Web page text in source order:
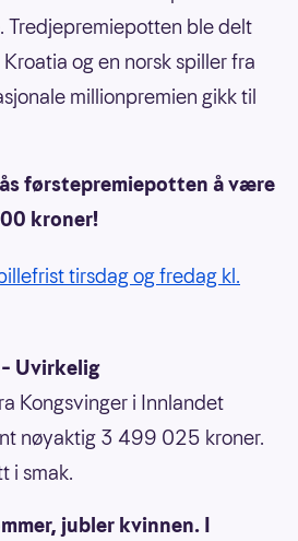
Tredjepremiepotten ble delt
og en norsk spiller fra
millionpremien gikk til
førstepremiepotten å være
kroner!
tirsdag og fredag kl.
Uvirkelig
Kongsvinger i Innlandet
nøyaktig 3 499 025 kroner.
i smak.
jubler kvinnen. I